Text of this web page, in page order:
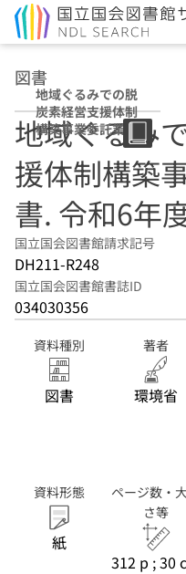
図書
地域ぐるみでの脱
炭素経営支援体制
構築事業委託業務
報告書 令和6年度
地域ぐるみ
援体制構築
書. 令和6年
国立国会図書館請求記号
DH211-R248
国立国会図書館書誌ID
034030356
資料種別
図書
著者
環境省
資料形態
紙
ページ数・
さ等
312 p ; 30